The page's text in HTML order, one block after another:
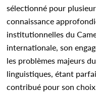
sélectionné pour
connaissance
institutionnelles du
internationale, son
les problèmes majeurs
linguistiques, étant
contribué pour son